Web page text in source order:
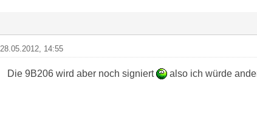
28.05.2012, 14:55
Die 9B206 wird aber noch signiert also ich würde